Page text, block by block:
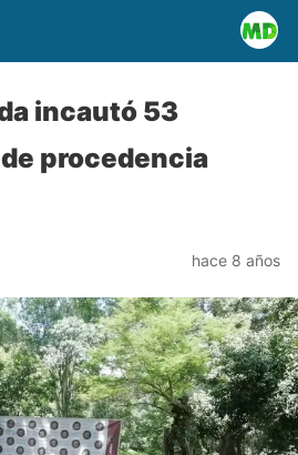
incautó 53
procedencia
hace 8 años